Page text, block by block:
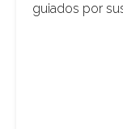
guiados por